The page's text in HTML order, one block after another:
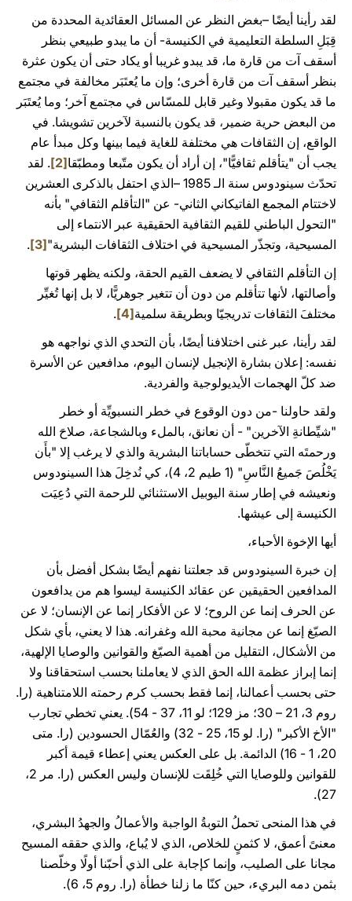
لقد رأينا أيضًا –بغض النظر عن المسائل العقائدية المحددة من
قِبَلِ السلطة التعليمية في الكنيسة- أن ما يبدو طبيعي بنظر
أسقف آت من قارة ما، قد يبدو غريبا أو يكاد حتى أن يكون عثرة
بنظر أسقف آت من قارة أخرى؛ وإن ما يُعتَبَر مخالفة في مجتمع
ما قد يكون مقبولا وغير قابل للمسّاس في مجتمع آخر؛ وما يُعتَبَر
من البعض حرية ضمير، قد يكون بالنسبة لآخرين تشويشا. في
الواقع، إن الثقافات هي مختلفة للغاية فيما بينها وكل مبدأ عام
يجب أن "يتأقلم ثقافيًّا"، إن أراد أن يكون متّبعا ومطبّقا[2]
. لقد
تحدّث سينودوس سنة الـ 1985 –الذي احتفل بالذكرى العشرين
لاختتام المجمع الفاتيكاني الثاني- عن "التأقلم الثقافي" بأنه
"التحول الباطني للقيم الثقافية الحقيقية عبر الانتماء إلى
المسيحية، وتجذّر المسيحية في اختلاف الثقافات البشرية"[3]
.
إن التأقلم الثقافي لا يضعف القيم الحقة، ولكنه يظهر قوتها
وأصالتها، لأنها تتأقلم من دون أن تتغير جوهريًّا، لا بل إنها تُغيِّر
مختلفَ الثقافات تدريجيّا وبطريقة سلمية[4]
.
لقد رأينا، عبر غنى اختلافنا أيضًا، بأن التحدي الذي نواجهه هو
نفسه: إعلان بشارة الإنجيل لإنسان اليوم، مدافعين عن الأسرة
ضد كلّ الهجمات الأيديولوجية والفردية.
ولقد حاولنا -من دون الوقوع في خطر النسبويِّة أو خطر
"شيِّطانةِ الآخرين" - أن نعانق، بالملء وبالشجاعة، صلاحَ الله
ورحمتَه التي تتخطّى حساباتنا البشرية والذي لا يرغب إلا "بأَن
يَخْلُصَ جَميعُ النَّاسِ" (1 طيم 2، 4)، كي نُدخِلَ هذا السينودوس
ونعيشه في إطار سنة اليوبيل الاستثنائي للرحمة التي دُعِيَت
الكنيسة إلى عيشها.
أيها الإخوة الأحباء،
إن خبرة السينودوس قد جعلتنا نفهم أيضًا بشكل أفضل بأن
المدافعين الحقيقين عن عقائد الكنيسة ليسوا هم من يدافعون
عن الحرف إنما عن الروح؛ لا عن الأفكار إنما عن الإنسان؛ لا عن
الصيّغ إنما عن مجانية محبة الله وغفرانه. هذا لا يعني، بأي شكل
من الأشكال، التقليل من أهمية الصيّغ والقوانين والوصايا الإلهية،
إنما إبراز عظمة الله الحق الذي لا يعاملنا بحسب استحقاقنا ولا
حتى بحسب أعمالنا، إنما فقط بحسب كرم رحمته اللامتناهية (را.
روم 3، 21 – 30؛ مز 129؛ لو 11، 37 - 54). يعني تخطي تجارب
"الأخ الأكبر" (را. لو 15، 25 - 32) والعُمّال الحسودين (را. متى
20، 1 - 16) الدائمة. بل على العكس يعني إعطاء قيمة أكبر
للقوانين وللوصايا التي خُلِقَت للإنسان وليس العكس (را. مر 2،
27).
في هذا المنحى تحملُ التوبةُ الواجبة والأعمالُ والجهدُ البشري،
معنىً أعمق، لا كثمنٍ للخلاص، الذي لا يُباع، والذي حققه المسيح
مجانا على الصليب، وإنما كإجابة على الذي أحبّنا أولًا وخلّصنا
بثمن دمه البريء، حين كنّا ما زلنا خطأة (را. روم 5، 6).